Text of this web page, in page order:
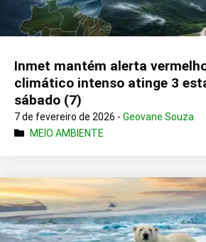
Inmet mantém alerta
climático intenso atinge 3
sábado (7)
7 de fevereiro de 2026 - Geovane Souza
MEIO AMBIENTE